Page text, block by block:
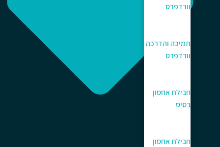
וורדפרס
תמיכה והדרכה
וורדפרס
חבילת אחסון
בסיס
חבילת אחסון